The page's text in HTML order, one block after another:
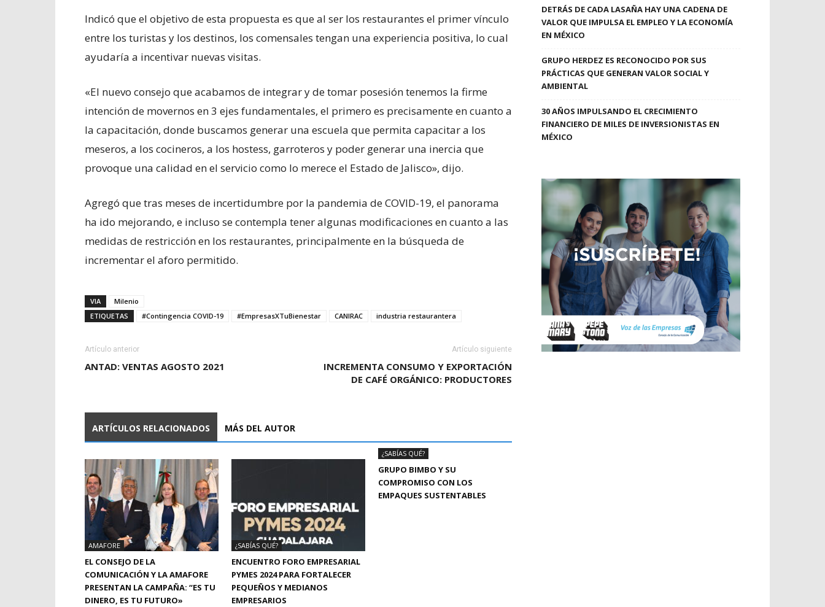
Indicó que el objetivo de esta propuesta es que al ser los restaurantes el primer vínculo
entre los turistas y los destinos, los comensales tengan una experiencia positiva, lo cual
ayudaría a incentivar nuevas visitas.
«El nuevo consejo que acabamos de integrar y de tomar posesión tenemos la firme
intención de movernos en 3 ejes fundamentales, el primero es precisamente en cuanto a
la capacitación, donde buscamos generar una escuela que permita capacitar a los
meseros, a los cocineros, a los hostess, garroteros y poder generar una inercia que
provoque una calidad en el servicio como lo merece el Estado de Jalisco», dijo.
Agregó que tras meses de incertidumbre por la pandemia de COVID-19, el panorama
ha ido mejorando, e incluso se contempla tener algunas modificaciones en cuanto a las
medidas de restricción en los restaurantes, principalmente en la búsqueda de
incrementar el aforo permitido.
VIA
Milenio
ETIQUETAS
#Contingencia COVID-19 #EmpresasXTuBienestar CANIRAC industria restaurantera
Artículo anterior
ANTAD: VENTAS AGOSTO 2021
Artículo siguiente
INCREMENTA CONSUMO Y EXPORTACIÓN
DE CAFÉ ORGÁNICO: PRODUCTORES
ARTÍCULOS RELACIONADOS MÁS DEL AUTOR
AMAFORE
EL CONSEJO DE LA
COMUNICACIÓN Y LA AMAFORE
PRESENTAN LA CAMPAÑA: “ES TU
DINERO, ES TU FUTURO»
¿SABÍAS QUÉ?
ENCUENTRO FORO EMPRESARIAL
PYMES 2024 PARA FORTALECER
PEQUEÑOS Y MEDIANOS
EMPRESARIOS
¿SABÍAS QUÉ?
GRUPO BIMBO Y SU
COMPROMISO CON LOS
EMPAQUES SUSTENTABLES
DETRÁS DE CADA LASAÑA HAY UNA CADENA DE
VALOR QUE IMPULSA EL EMPLEO Y LA ECONOMÍA
EN MÉXICO
GRUPO HERDEZ ES RECONOCIDO POR SUS
PRÁCTICAS QUE GENERAN VALOR SOCIAL Y
AMBIENTAL
30 AÑOS IMPULSANDO EL CRECIMIENTO
FINANCIERO DE MILES DE INVERSIONISTAS EN
MÉXICO